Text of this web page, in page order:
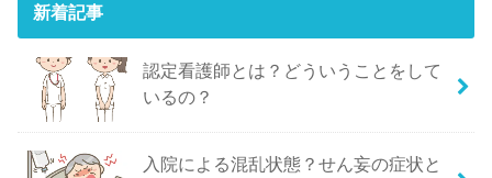
新着記事
認定看護師とは？どういうことをして
いるの？
入院による混乱状態？せん妄の症状と